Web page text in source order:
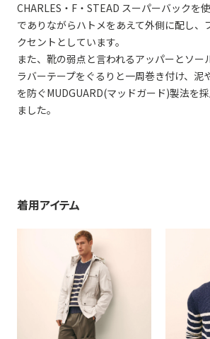
CHARLES・F・STEAD スーパーバックを
でありながらハトメをあえて外側に配し、
クセントとしています。
また、靴の弱点と言われるアッパーとソー
ラバーテープをぐるりと一周巻き付け、泥
を防ぐMUDGUARD(マッドガード)製法を
ました。
着用アイテム